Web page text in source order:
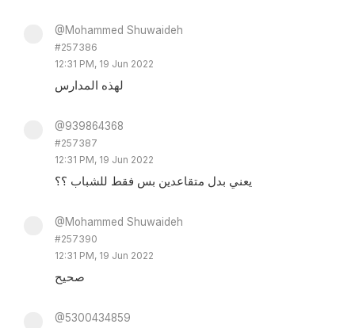
@Mohammed Shuwaideh
#257386
12:31 PM, 19 Jun 2022
لهذه المدارس
@939864368
#257387
12:31 PM, 19 Jun 2022
يعني بدل متقاعدين بس فقط للشباب ؟؟
@Mohammed Shuwaideh
#257390
12:31 PM, 19 Jun 2022
صحيح
@5300434859